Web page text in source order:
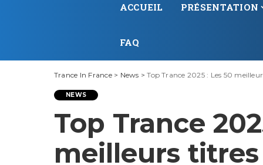
ACCUEIL PRÉSENTATION
FAQ
Trance In France> News >Top Trance 2025 : Les 50
NEWS
Top Trance
meilleurs